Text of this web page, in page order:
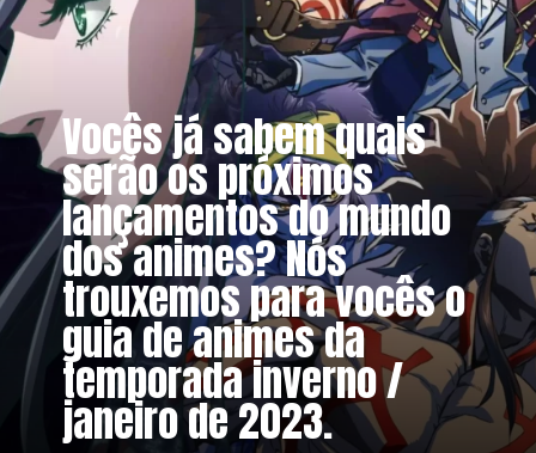
Vocês já sabem quais
serão os próximos
lançamentos do mundo
dos animes? Nós
trouxemos para vocês o
guia de animes da
temporada inverno /
janeiro de 2023.